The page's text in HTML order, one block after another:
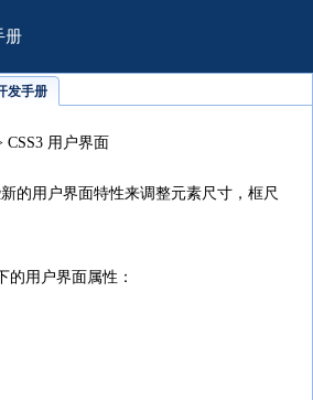
册
发手册
CSS3 用户界面
的用户界面特性来调整元素尺寸，框尺
的用户界面属性：